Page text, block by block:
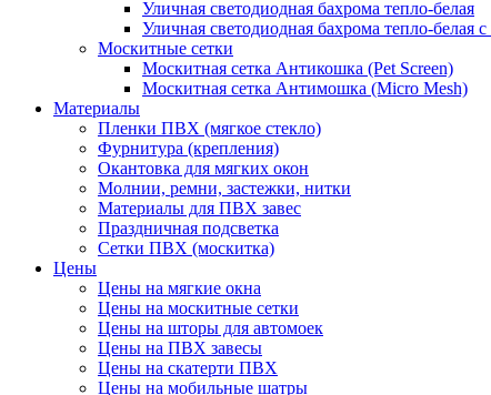
Уличная светодиодная бахрома тепло-белая
Уличная светодиодная бахрома тепло-белая
Москитные сетки
Москитная сетка Антикошка (Pet Screen)
Москитная сетка Антимошка (Micro Mesh)
Материалы
Пленки ПВХ (мягкое стекло)
Фурнитура (крепления)
Окантовка для мягких окон
Молнии, ремни, застежки, нитки
Материалы для ПВХ завес
Праздничная подсветка
Сетки ПВХ (москитка)
Цены
Цены на мягкие окна
Цены на москитные сетки
Цены на шторы для автомоек
Цены на ПВХ завесы
Цены на скатерти ПВХ
Цены на мобильные шатры